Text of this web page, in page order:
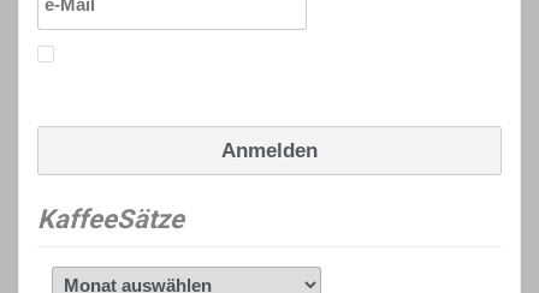
KaffeeSätze
KaffeeSätze